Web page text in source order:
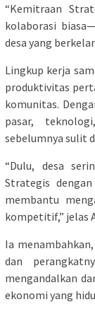
“Kemitraan
kolaborasi
desa yang
Lingkup kerja
produktivitas
komunitas.
pasar,
sebelumnya sulit
“Dulu, desa
Strategis
membantu
kompetitif,” jelas
Ia
dan
mengandalkan
ekonomi yang